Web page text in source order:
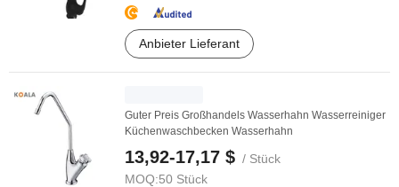
Anbieter Lieferant
Guter Preis Großhandels Wasserhahn Wasserreiniger
Küchenwaschbecken Wasserhahn
13,92-17,17 $ / Stück
MOQ:50 Stück